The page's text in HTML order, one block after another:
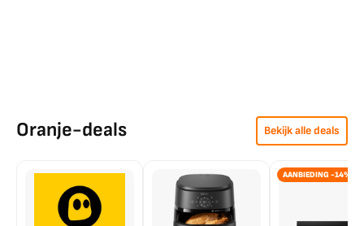
Oranje-deals Bekijk alle deals
AANBIEDING -14%